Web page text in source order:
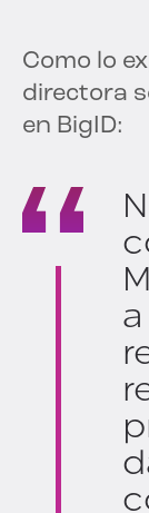
Como lo
directora
en BigID: